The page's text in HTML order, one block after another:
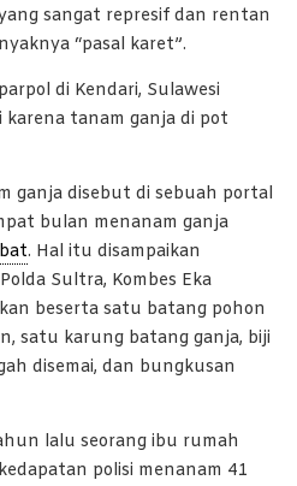
sangat represif dan rentan
“pasal karet”.
di Kendari, Sulawesi
karena tanam ganja di pot
ganja disebut di sebuah portal
bulan menanam ganja
. Hal itu disampaikan
Polda Sultra, Kombes Eka
beserta satu batang pohon
satu karung batang ganja, biji
disemai, dan bungkusan
lalu seorang ibu rumah
polisi menanam 41